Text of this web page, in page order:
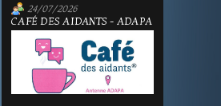
24/07/2026
CAFÉ DES AIDANTS - ADAPA